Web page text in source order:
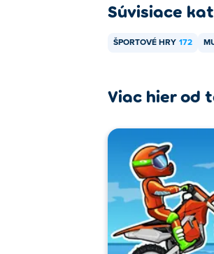
Súvisiace
ŠPORTOVÉ HRY 172
Viac hier od